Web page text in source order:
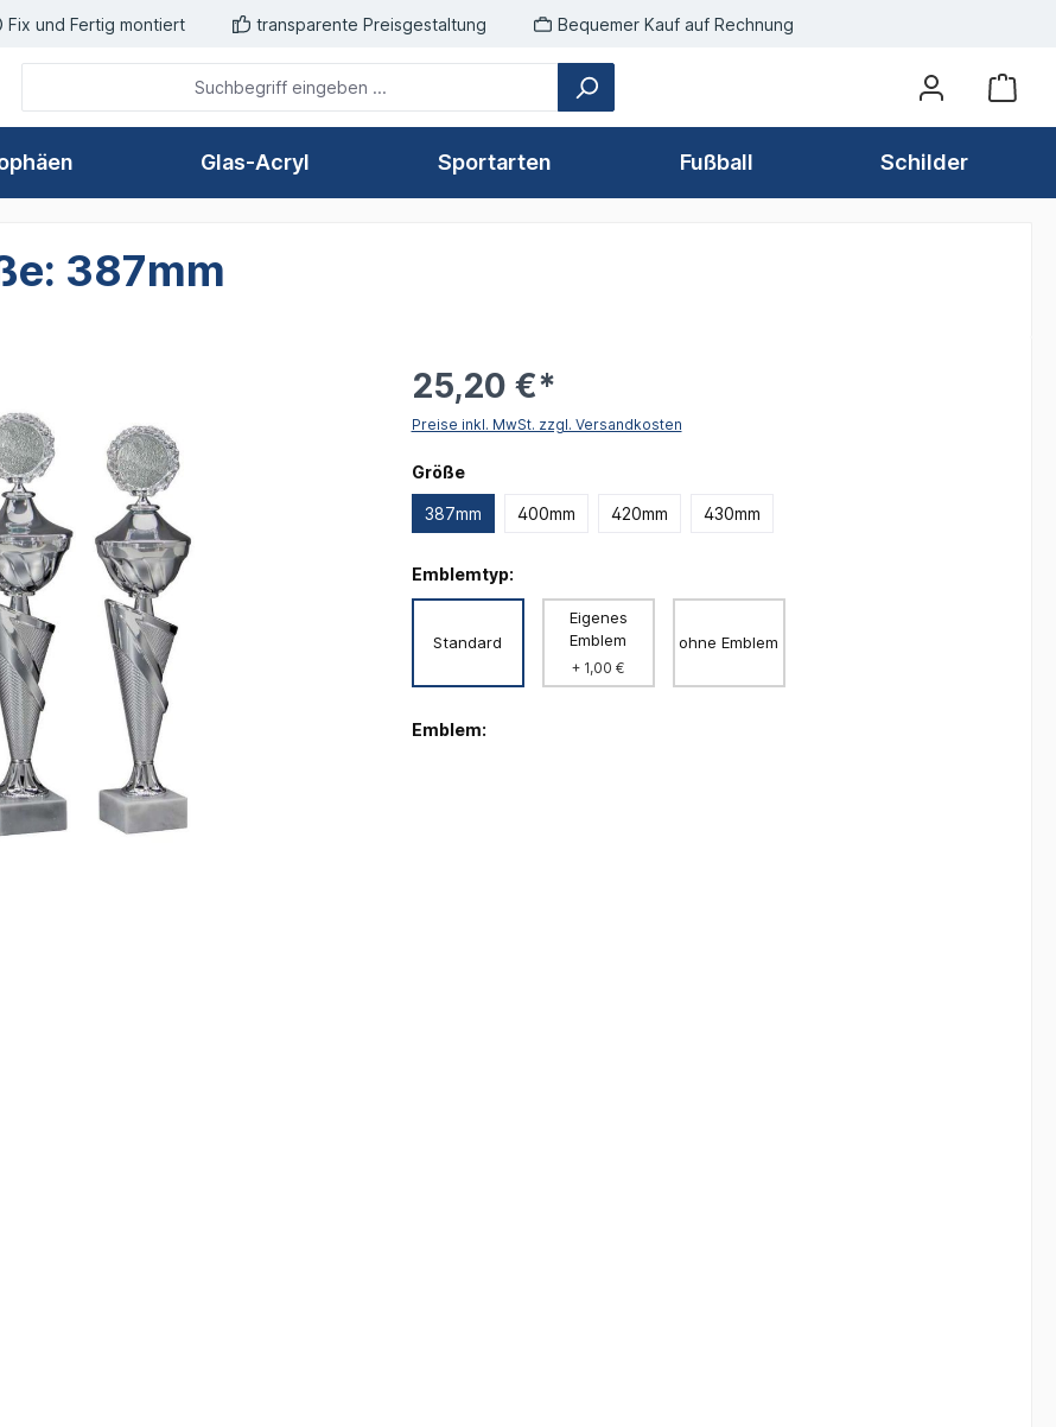
Fix und Fertig montiert transparente Preisgestaltung Bequemer Kauf auf Rechnung
Glas-Acryl Sportarten Fußball Schilder
387mm
25,20 €*
Preise inkl. MwSt. zzgl. Versandkosten
Größeauswählen
387mm 400mm 420mm 430mm
Emblemtyp:
Standard
Eigenes
Emblem
+ 1,00 €
ohne Emblem
Emblem: